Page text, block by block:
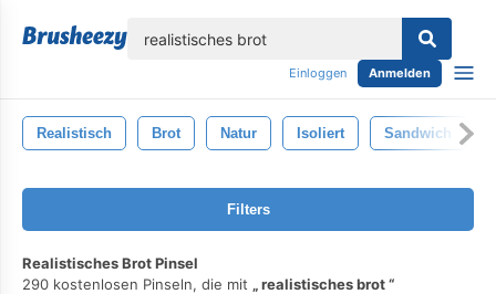
Einloggen Anmelden
Realistisch Brot Natur Isoliert Sandwich
Filters
Realistisches Brot Pinsel
290 kostenlosen Pinseln, die mit
realistisches brot